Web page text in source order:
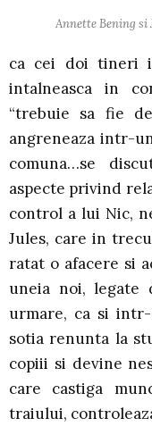
Annette Bening si
ca cei doi tineri
intalneasca in
“trebuie sa fie
angreneaza intr-
comuna…se
aspecte privind
control a lui Nic,
Jules, care in
ratat o afacere si
uneia noi, legate
urmare, ca si
sotia renunta la
copiii si devine
care castiga
traiului,